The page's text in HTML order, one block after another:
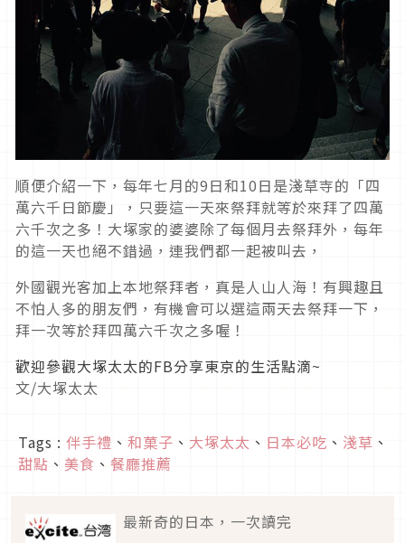
順便介紹一下，每年七月的9日和10日是淺草寺的「四
萬六千日節慶」，只要這一天來祭拜就等於來拜了四萬
六千次之多！大塚家的婆婆除了每個月去祭拜外，每年
的這一天也絕不錯過，連我們都一起被叫去，
外國觀光客加上本地祭拜者，真是人山人海！有興趣且
不怕人多的朋友們，有機會可以選這兩天去祭拜一下，
拜一次等於拜四萬六千次之多喔！
歡迎參觀大塚太太的FB分享東京的生活點滴~
文/大塚太太
Tags : 伴手禮 、 和菓子 、 大塚太太 、 日本必吃 、 淺草 、
甜點 、 美食 、 餐廳推薦
最新奇的日本，一次讀完